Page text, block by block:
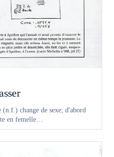
change de sexe; d'abord
en femelle…